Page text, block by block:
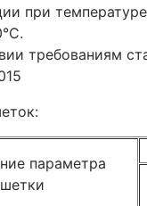
при
требованиям
параметра